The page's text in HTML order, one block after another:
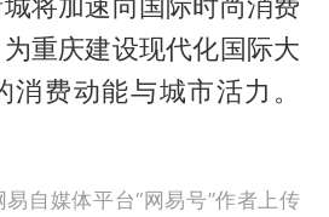
重庆建设现代化国际大
费动能与城市活力。
自媒体平台“网易号”作者上传